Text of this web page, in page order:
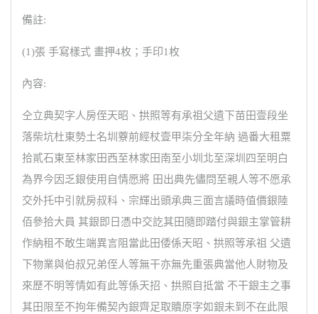
備註:
(1)張 手寫樣式 畫押4枚；手印1枚
內容:
仝立典契字人房侄天昭、拱照等有承祖父遺下苗田壹段坐
落柴坑杜東勢土名圳藔前經杖壹甲柒分全年納 過番大租粟
拾貳石東至林家田西至林家田南至小圳北至深圳四至明白
為界今因乏銀使用自情愿將 田出典先儘問至親人等不愿承
交外托中引就房叔科、宗輝出頭承典三面言議時值價銀陸
佰參拾大員 其銀即日憑中交訖其田隨即踏付與銀主掌管耕
作納租不敢生端異言阻當此田倭係天昭、拱照等承祖 父遺
下物業與伯叔兄弟侄人等無干亦無先重張典當他人財物及
來歷不明等情如有此等係天招、拱照自抵當 不干銀主之事
其田限至不拘年備契內銀齊足取贖原字如銀未到不在此限